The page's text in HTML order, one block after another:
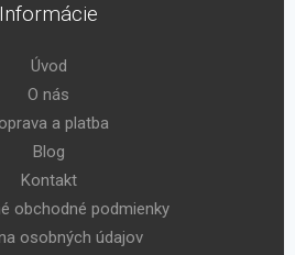
Informácie
Úvod
O nás
a platba
Blog
Kontakt
obchodné podmienky
osobných údajov